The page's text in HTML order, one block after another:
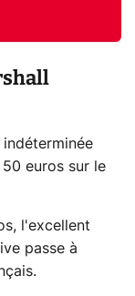
euros sur le
l'excellent
passe à